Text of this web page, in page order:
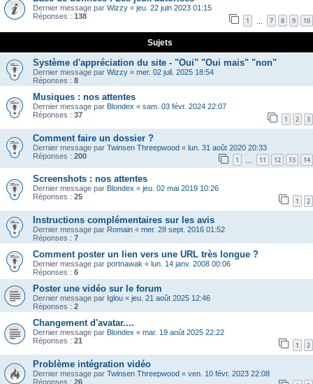
Dernier message par Wizzy « jeu. 22 juin 2023 01:15
Réponses : 138 1 7 8 9 10
Sujets
Système d'appréciation du site - "Oui" "Oui mais" "non"
Dernier message par Wizzy « mer. 02 juil. 2025 18:54
Réponses : 8
Musiques : nos attentes
Dernier message par Blondex « sam. 03 févr. 2024 22:07
Réponses : 37 1 2 3
Comment faire un dossier ?
Dernier message par Twinsen Threepwood « lun. 31 août 2020 20:33
Réponses : 200 1 11 12 13 14
Screenshots : nos attentes
Dernier message par Blondex « jeu. 02 mai 2019 10:26
Réponses : 25 1 2
Instructions complémentaires sur les avis
Dernier message par Romain « mer. 28 sept. 2016 01:52
Réponses : 7
Comment poster un lien vers une URL très longue ?
Dernier message par portnawak « lun. 14 janv. 2008 00:06
Réponses : 6
Poster une vidéo sur le forum
Dernier message par Iglou « jeu. 21 août 2025 12:46
Réponses : 2
Changement d'avatar....
Dernier message par Blondex « mar. 19 août 2025 22:22
Réponses : 21 1 2
Problème intégration vidéo
Dernier message par Twinsen Threepwood « ven. 10 févr. 2023 22:08
Réponses : 26